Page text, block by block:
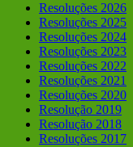
Resoluções 2026
Resoluções 2025
Resoluções 2024
Resoluções 2023
Resoluções 2022
Resoluções 2021
Resoluções 2020
Resolução 2019
Resolução 2018
Resoluções 2017